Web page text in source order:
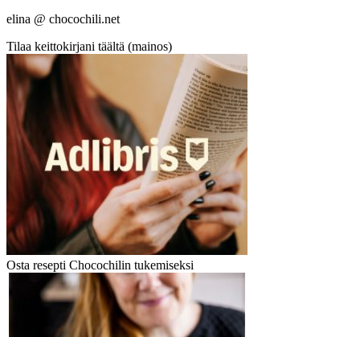
elina @ chocochili.net
Tilaa keittokirjani täältä (mainos)
Osta resepti Chocochilin tukemiseksi